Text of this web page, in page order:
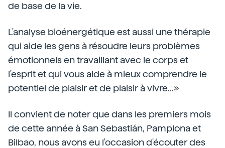
de base de la vie.
L'analyse bioénergétique est aussi une thérapie
qui aide les gens à résoudre leurs problèmes
émotionnels en travaillant avec le corps et
l'esprit et qui vous aide à mieux comprendre le
potentiel de plaisir et de plaisir à vivre...»
Il convient de noter que dans les premiers mois
de cette année à San Sebastián, Pamplona et
Bilbao, nous avons eu l'occasion d'écouter des